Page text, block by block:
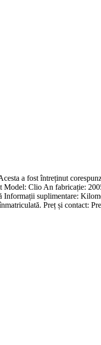
a fost întreținut
Clio An fabricație:
suplimentare:
Preț și contact: